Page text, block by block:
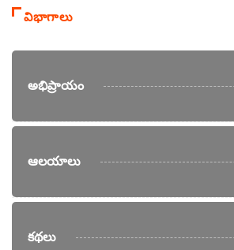
విభాగాలు
అభిప్రాయం
ఆలయాలు
కథలు